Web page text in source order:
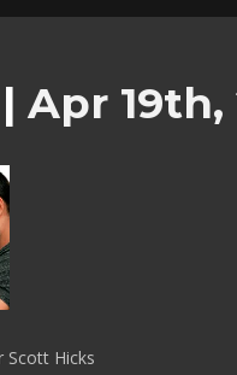
| Apr 19th,
Hicks